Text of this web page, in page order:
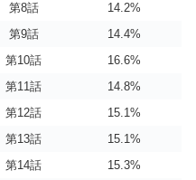
第8話
14.2%
第9話
14.4%
第10話
16.6%
第11話
14.8%
第12話
15.1%
第13話
15.1%
第14話
15.3%